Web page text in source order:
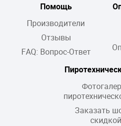
Помощь
Производители
Отзывы
FAQ: Вопрос-Ответ
Заказать
скидкой